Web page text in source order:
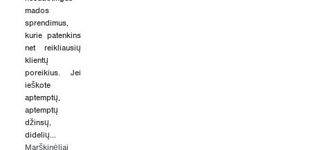
mados
sprendimus,
kurie patenkins
net reikliausių
klientų
poreikius. Jei
ieškote
aptemptų,
aptemptų
džinsų,
didelių...
Marškinėliai